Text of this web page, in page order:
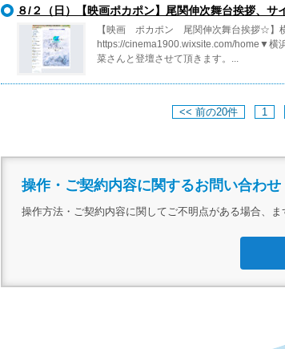
８/２（日）【映画ポカポン】尾関伸次舞台挨拶、サ
【映画 ポカポン 尾関伸次舞台挨拶☆】
https://cinema1900.wixsite.com/home▼
菜さんと登壇させて頂きます。...
<< 前の20件 1
操作・ご契約内容に関するお問い合わせ
操作方法・ご契約内容に関してご不明点がある場合、